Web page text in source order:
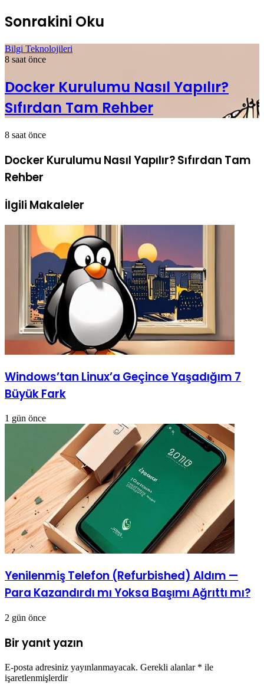
Sonrakini Oku
Bilgi Teknolojileri
8 saat önce
Docker Kurulumu Nasıl Yapılır?
Sıfırdan Tam Rehber
8 saat önce
Docker Kurulumu Nasıl Yapılır? Sıfırdan Tam
Rehber
İlgili Makaleler
Windows’tan Linux’a Geçince Yaşadığım 7
Büyük Fark
1 gün önce
Yenilenmiş Telefon (Refurbished) Aldım —
Para Kazandırdı mı Yoksa Başımı Ağrıttı mı?
2 gün önce
Bir yanıt yazın
E-posta adresiniz yayınlanmayacak. Gerekli alanlar * ile
işaretlenmişlerdir